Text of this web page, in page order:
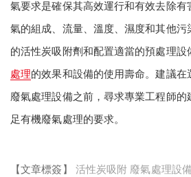
氣要求是確保其高效運行和有效去除有
氣的組成、流量、溫度、濕度和其他污
的活性炭吸附劑和配置適當的預處理設
處理的效果和設備的使用壽命。建議在
廢氣處理設備之前，尋求專業工程師
足有機廢氣處理的要求。
【文章標簽】 活性炭吸附 廢氣處理設